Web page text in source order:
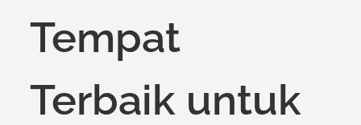
Tempat
Terbaik untuk